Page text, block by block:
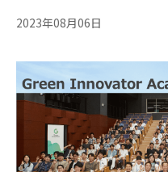
2023年08月06日